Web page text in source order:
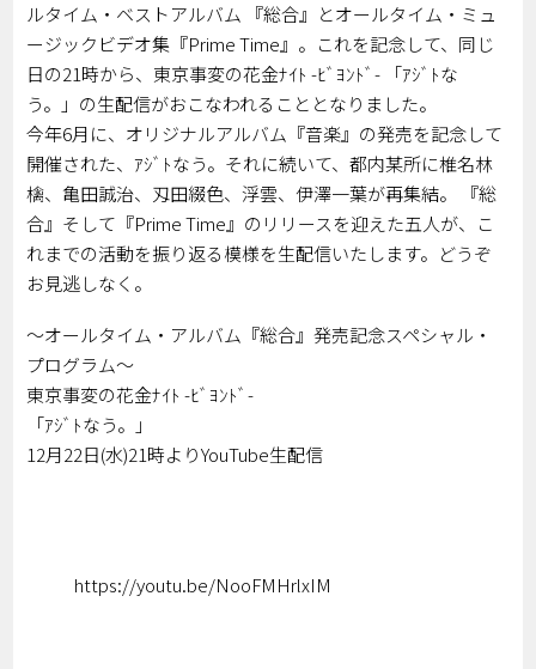
ルタイム・ベストアルバム 『総合』とオールタイム・ミュ
ージックビデオ集『Prime Time』。これを記念して、同じ
日の21時から、東京事変の花金ﾅｲﾄ -ﾋﾞﾖﾝﾄﾞ- 「ｱｼﾞﾄな
う。」の生配信がおこなわれることとなりました。
今年6月に、オリジナルアルバム『音楽』の発売を記念して
開催された、ｱｼﾞﾄなう。それに続いて、都内某所に椎名林
檎、亀田誠治、刄田綴色、浮雲、伊澤一葉が再集結。 『総
合』そして『Prime Time』のリリースを迎えた五人が、こ
れまでの活動を振り返る模様を生配信いたします。どうぞ
お見逃しなく。
～オールタイム・アルバム『総合』発売記念スペシャル・
プログラム～
東京事変の花金ﾅｲﾄ -ﾋﾞﾖﾝﾄﾞ-
「ｱｼﾞﾄなう。」
12月22日(水)21時よりYouTube生配信
https://youtu.be/NooFMHrlxIM